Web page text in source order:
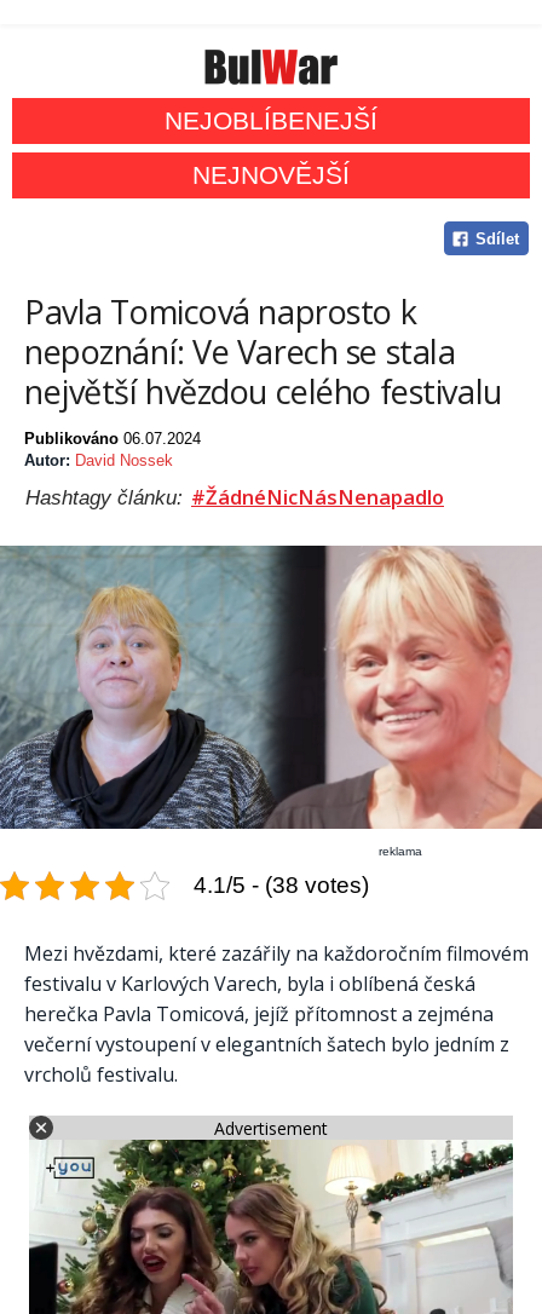
NEJOBLÍBENEJŠÍ
NEJNOVĚJŠÍ
Sdílet
Pavla Tomicová naprosto k
nepoznání: Ve Varech se stala
největší hvězdou celého festivalu
Publikováno 06.07.2024
Autor: David Nossek
Hashtagy článku: #ŽádnéNicNásNenapadlo
reklama
4.1/5 - (38 votes)
Mezi hvězdami, které zazářily na každoročním filmovém
festivalu v Karlových Varech, byla i oblíbená česká
herečka Pavla Tomicová, jejíž přítomnost a zejména
večerní vystoupení v elegantních šatech bylo jedním z
vrcholů festivalu.
Advertisement